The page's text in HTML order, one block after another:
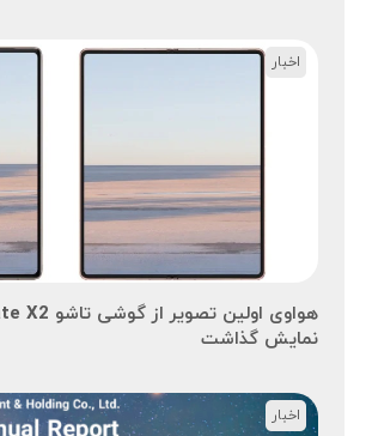
نمایش گذاشت
اخبار
اخبار